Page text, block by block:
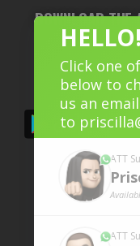
DOWNLOAD THE
HELLO!
Click one
below to
us an email
to
ATT
ATT